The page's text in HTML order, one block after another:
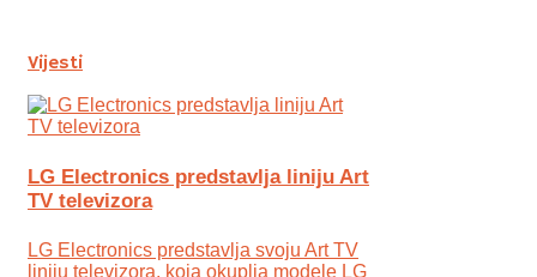
Vijesti
LG Electronics predstavlja liniju Art
TV televizora
LG Electronics predstavlja svoju Art TV
liniju televizora, koja okuplja modele LG